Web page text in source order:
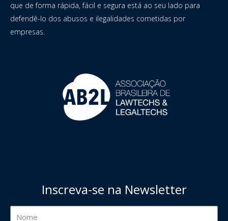
que de forma rápida, fácil e segura está ao seu lado para
defendê-lo dos abusos e ilegalidades cometidas por
empresas.
Inscreva-se na Newsletter